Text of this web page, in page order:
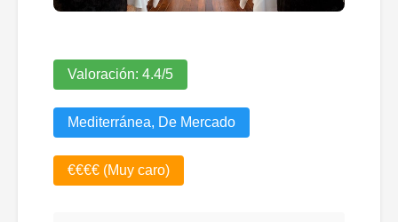
Valoración: 4.4/5
Mediterránea, De Mercado
€€€€ (Muy caro)